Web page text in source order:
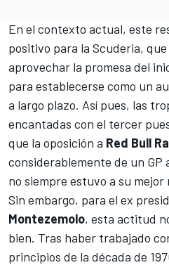
En el contexto actual, este
positivo para la Scuderia,
aprovechar la promesa del
para establecerse como un
a largo plazo. Así pues, las
encantadas con el tercer
que la oposición a Red Bull
considerablemente de un GP
no siempre estuvo a su mejor
Sin embargo, para el ex
Montezemolo, esta actitud
bien. Tras haber trabajado
principios de la década de